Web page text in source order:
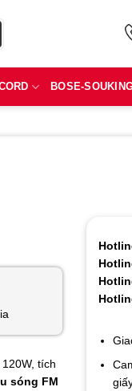
BOSE-
tích
sóng FM